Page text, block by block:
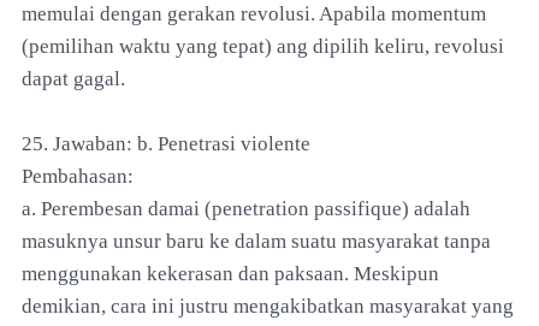
memulai dengan gerakan revolusi. Apabila momentum
(pemilihan waktu yang tepat) ang dipilih keliru, revolusi
dapat gagal.
25. Jawaban: b. Penetrasi violente
Pembahasan:
a. Perembesan damai (penetration passifique) adalah
masuknya unsur baru ke dalam suatu masyarakat tanpa
menggunakan kekerasan dan paksaan. Meskipun
demikian, cara ini justru mengakibatkan masyarakat yang